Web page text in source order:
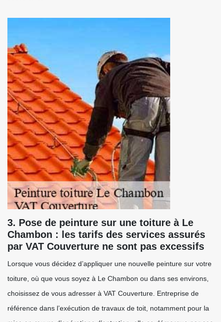
3. Pose de peinture sur une toiture à Le
Chambon : les tarifs des services assurés
par VAT Couverture ne sont pas excessifs
Lorsque vous décidez d’appliquer une nouvelle peinture sur votre
toiture, où que vous soyez à Le Chambon ou dans ses environs,
choisissez de vous adresser à VAT Couverture. Entreprise de
référence dans l’exécution de travaux de toit, notamment pour la